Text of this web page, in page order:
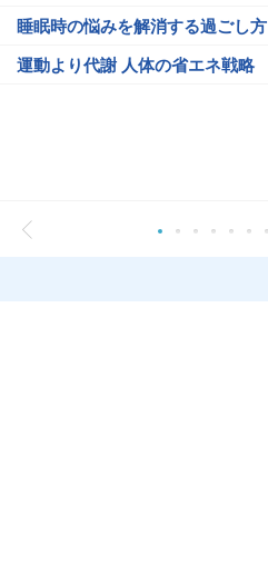
睡眠時の悩みを解消する過ごし方
運動より代謝 人体の省エネ戦略